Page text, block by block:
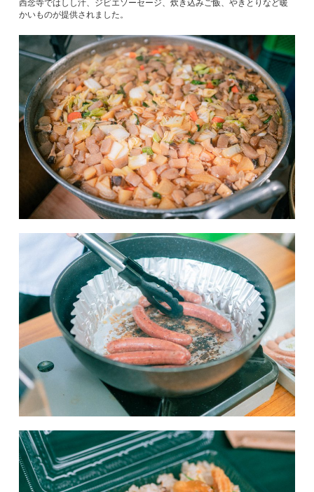
西念寺ではしし汁、ジビエソーセージ、炊き込みご飯、やきとりなど暖
かいものが提供されました。